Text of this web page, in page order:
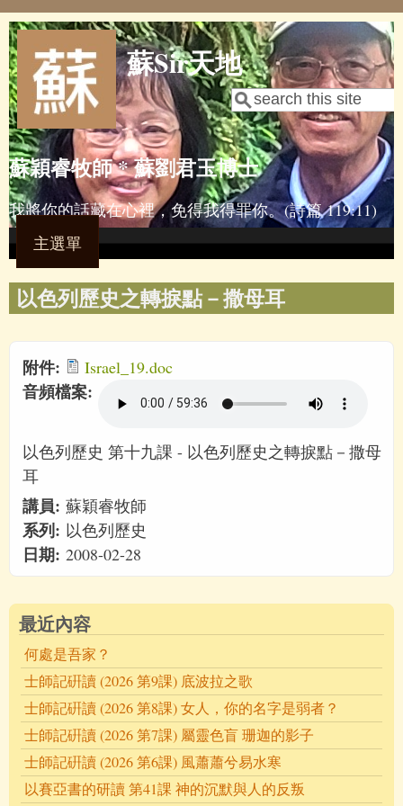
Skip to main content
蘇Sir天地
Search form
Search
蘇穎睿牧師 * 蘇劉君玉博士
我將你的話藏在心裡，免得我得罪你。(詩篇 119:11)
主選單
以色列歷史之轉捩點－撒母耳
附件: Israel_19.doc
音頻檔案:
以色列歷史 第十九課 - 以色列歷史之轉捩點－撒母
耳
講員: 蘇穎睿牧師
系列: 以色列歷史
日期: 2008-02-28
最近內容
何處是吾家？
士師記硏讀 (2026 第9課) 底波拉之歌
士師記硏讀 (2026 第8課) 女人，你的名字是弱者？
士師記硏讀 (2026 第7課) 屬靈色盲 珊迦的影子
士師記硏讀 (2026 第6課) 風蕭蕭兮易水寒
以賽亞書的研讀 第41課 神的沉默與人的反叛